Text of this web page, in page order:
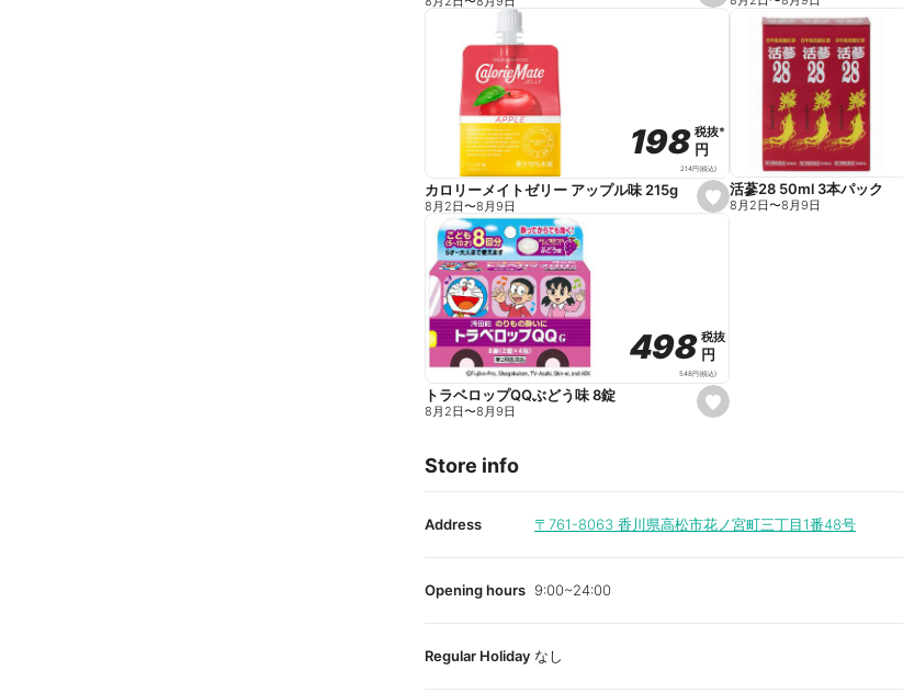
e
t
e
s
e
t
e
198
198税抜*
税抜*
円
円
214円(税込)
カロリーメイトゼリー アップル味 215g
8月2日〜8月9日
活蔘28 50ml 3本パック
8月2日〜8月9日
s
e
i
t
498
498税抜
税抜
円
円
548円(税込)
トラベロップQQぶどう味 8錠
8月2日〜8月9日
Store info
Address 〒761-8063 香川県高松市花ノ宮町三丁目1番48号
Opening hours 9:00~24:00
Regular Holiday なし